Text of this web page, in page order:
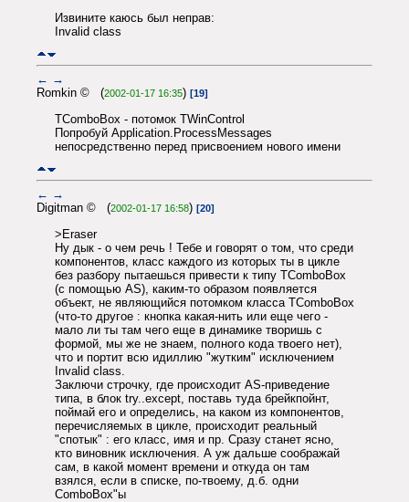
Извините каюсь был неправ:
Invalid class
← →
Romkin © (2002-01-17 16:35) [19]
TComboBox - потомок TWinControl
Попробуй Application.ProcessMessages
непосредственно перед присвоением нового имени
← →
Digitman © (2002-01-17 16:58) [20]
>Eraser
Ну дык - о чем речь ! Тебе и говорят о том, что среди
компонентов, класс каждого из которых ты в цикле
без разбору пытаешься привести к типу TComboBox
(с помощью AS), каким-то образом появляется
объект, не являющийся потомком класса TComboBox
(что-то другое : кнопка какая-нить или еще чего -
мало ли ты там чего еще в динамике творишь с
формой, мы же не знаем, полного кода твоего нет),
что и портит всю идиллию "жутким" исключением
Invalid class.
Заключи строчку, где происходит AS-приведение
типа, в блок try..except, поставь туда брейкпойнт,
поймай его и определись, на каком из компонентов,
перечисляемых в цикле, происходит реальный
"спотык" : его класс, имя и пр. Сразу станет ясно,
кто виновник исключения. А уж дальше соображай
сам, в какой момент времени и откуда он там
взялся, если в списке, по-твоему, д.б. одни
ComboBox"ы